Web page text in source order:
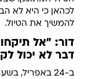
לכהאן כי היא לא
להמשיך את הטיול.
דור: "אל
דבר לא יכול
ב-24 באפריל, בשעה 3:32,